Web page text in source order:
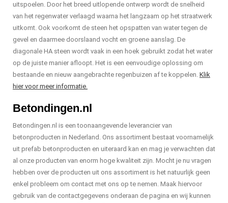
uitspoelen. Door het breed uitlopende ontwerp wordt de snelheid
van het regenwater verlaagd waarna het langzaam op het straatwerk
uitkomt. Ook voorkomt de steen het opspatten van water tegen de
gevel en daarmee doorslaand vocht en groene aanslag. De
diagonale HA steen wordt vaak in een hoek gebruikt zodat het water
op de juiste manier afloopt. Het is een eenvoudige oplossing om
bestaande en nieuw aangebrachte regenbuizen af te koppelen. Klik
hier voor meer informatie.
Betondingen.nl
Betondingen.nl is een toonaangevende leverancier van
betonproducten in Nederland. Ons assortiment bestaat voornamelijk
uit prefab betonproducten en uiteraard kan en mag je verwachten dat
al onze producten van enorm hoge kwaliteit zijn. Mocht je nu vragen
hebben over de producten uit ons assortiment is het natuurlijk geen
enkel probleem om contact met ons op te nemen. Maak hiervoor
gebruik van de contactgegevens onderaan de pagina en wij kunnen